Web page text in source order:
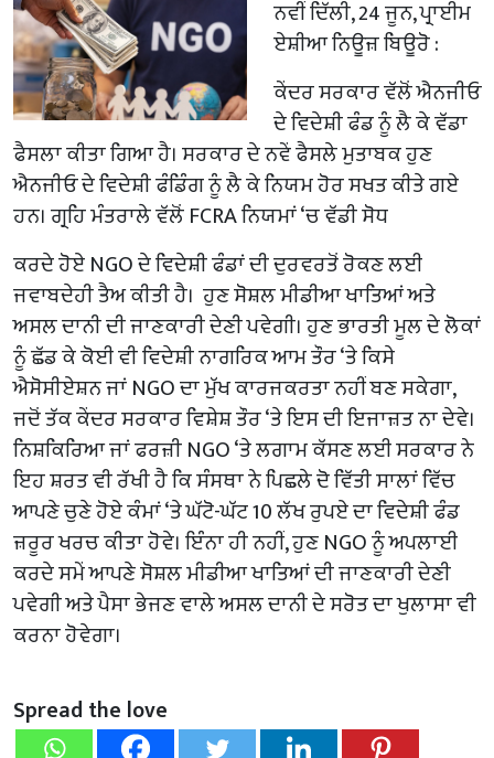
ਨਵੀਂ ਦਿੱਲੀ, 24 ਜੂਨ, ਪ੍ਰਾਈਮ
ਏਸ਼ੀਆ ਨਿਊਜ਼ ਬਿਊਰੋ :
ਕੇਂਦਰ ਸਰਕਾਰ ਵੱਲੋਂ ਐਨਜੀਓ
ਦੇ ਵਿਦੇਸ਼ੀ ਫੰਡ ਨੂੰ ਲੈ ਕੇ ਵੱਡਾ
ਫੈਸਲਾ ਕੀਤਾ ਗਿਆ ਹੈ। ਸਰਕਾਰ ਦੇ ਨਵੇਂ ਫੈਸਲੇ ਮੁਤਾਬਕ ਹੁਣ
ਐਨਜੀਓ ਦੇ ਵਿਦੇਸ਼ੀ ਫੰਡਿੰਗ ਨੂੰ ਲੈ ਕੇ ਨਿਯਮ ਹੋਰ ਸਖਤ ਕੀਤੇ ਗਏ
ਹਨ। ਗ੍ਰਹਿ ਮੰਤਰਾਲੇ ਵੱਲੋਂ FCRA ਨਿਯਮਾਂ ‘ਚ ਵੱਡੀ ਸੋਧ
ਕਰਦੇ ਹੋਏ NGO ਦੇ ਵਿਦੇਸ਼ੀ ਫੰਡਾਂ ਦੀ ਦੁਰਵਰਤੋਂ ਰੋਕਣ ਲਈ
ਜਵਾਬਦੇਹੀ ਤੈਅ ਕੀਤੀ ਹੈ। ਹੁਣ ਸੋਸ਼ਲ ਮੀਡੀਆ ਖਾਤਿਆਂ ਅਤੇ
ਅਸਲ ਦਾਨੀ ਦੀ ਜਾਣਕਾਰੀ ਦੇਣੀ ਪਵੇਗੀ। ਹੁਣ ਭਾਰਤੀ ਮੂਲ ਦੇ ਲੋਕਾਂ
ਨੂੰ ਛੱਡ ਕੇ ਕੋਈ ਵੀ ਵਿਦੇਸ਼ੀ ਨਾਗਰਿਕ ਆਮ ਤੌਰ ‘ਤੇ ਕਿਸੇ
ਐਸੋਸੀਏਸ਼ਨ ਜਾਂ NGO ਦਾ ਮੁੱਖ ਕਾਰਜਕਰਤਾ ਨਹੀਂ ਬਣ ਸਕੇਗਾ,
ਜਦੋਂ ਤੱਕ ਕੇਂਦਰ ਸਰਕਾਰ ਵਿਸ਼ੇਸ਼ ਤੌਰ ‘ਤੇ ਇਸ ਦੀ ਇਜਾਜ਼ਤ ਨਾ ਦੇਵੇ।
ਨਿਸ਼ਕਿਰਿਆ ਜਾਂ ਫਰਜ਼ੀ NGO ‘ਤੇ ਲਗਾਮ ਕੱਸਣ ਲਈ ਸਰਕਾਰ ਨੇ
ਇਹ ਸ਼ਰਤ ਵੀ ਰੱਖੀ ਹੈ ਕਿ ਸੰਸਥਾ ਨੇ ਪਿਛਲੇ ਦੋ ਵਿੱਤੀ ਸਾਲਾਂ ਵਿੱਚ
ਆਪਣੇ ਚੁਣੇ ਹੋਏ ਕੰਮਾਂ ‘ਤੇ ਘੱਟੋ-ਘੱਟ 10 ਲੱਖ ਰੁਪਏ ਦਾ ਵਿਦੇਸ਼ੀ ਫੰਡ
ਜ਼ਰੂਰ ਖਰਚ ਕੀਤਾ ਹੋਵੇ। ਇੰਨਾ ਹੀ ਨਹੀਂ, ਹੁਣ NGO ਨੂੰ ਅਪਲਾਈ
ਕਰਦੇ ਸਮੇਂ ਆਪਣੇ ਸੋਸ਼ਲ ਮੀਡੀਆ ਖਾਤਿਆਂ ਦੀ ਜਾਣਕਾਰੀ ਦੇਣੀ
ਪਵੇਗੀ ਅਤੇ ਪੈਸਾ ਭੇਜਣ ਵਾਲੇ ਅਸਲ ਦਾਨੀ ਦੇ ਸਰੋਤ ਦਾ ਖੁਲਾਸਾ ਵੀ
ਕਰਨਾ ਹੋਵੇਗਾ।
Spread the love